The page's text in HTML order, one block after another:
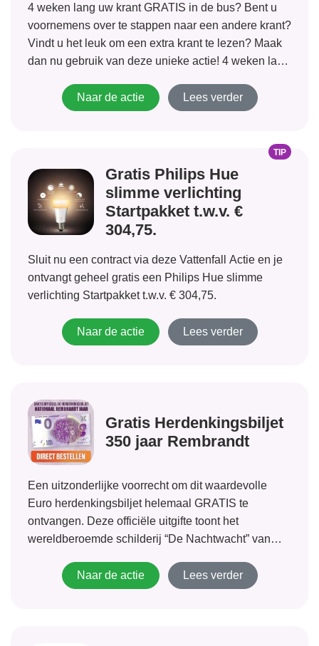
4 weken lang uw krant GRATIS in de bus? Bent u
voornemens over te stappen naar een andere krant?
Vindt u het leuk om een extra krant te lezen? Maak
dan nu gebruik van deze unieke actie! 4 weken lang
Naar de actie
Lees verder
TIP
Gratis Philips Hue
slimme verlichting
Startpakket t.w.v. €
304,75.
Sluit nu een contract via deze Vattenfall Actie en je
ontvangt geheel gratis een Philips Hue slimme
verlichting Startpakket t.w.v. € 304,75.
Naar de actie Lees verder
Gratis Herdenkingsbiljet
350 jaar Rembrandt
Een uitzonderlijke voorrecht om dit waardevolle
Euro herdenkingsbiljet helemaal GRATIS te
ontvangen. Deze officiële uitgifte toont het
wereldberoemde schilderij “De Nachtwacht” van
naar zal de voorraad snel afnemen. Dus wees er
snel bij! Er wordt uitsluitend gevraagd om een
Naar de actie Lees verder